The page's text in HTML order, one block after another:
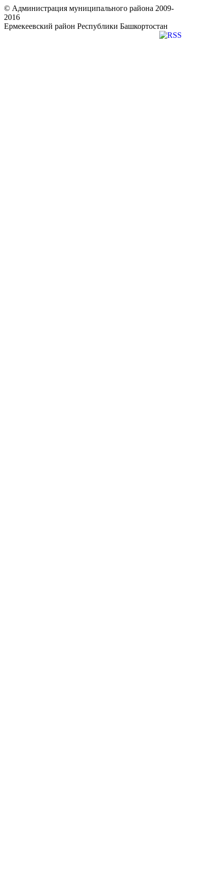
© Администрация муниципального района 2009-
2016
Ермекеевский район Республики Башкортостан